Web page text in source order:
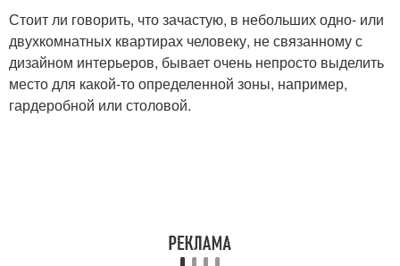
Стоит ли говорить, что зачастую, в небольших одно- или
двухкомнатных квартирах человеку, не связанному с
дизайном интерьеров, бывает очень непросто выделить
место для какой-то определенной зоны, например,
гардеробной или столовой.